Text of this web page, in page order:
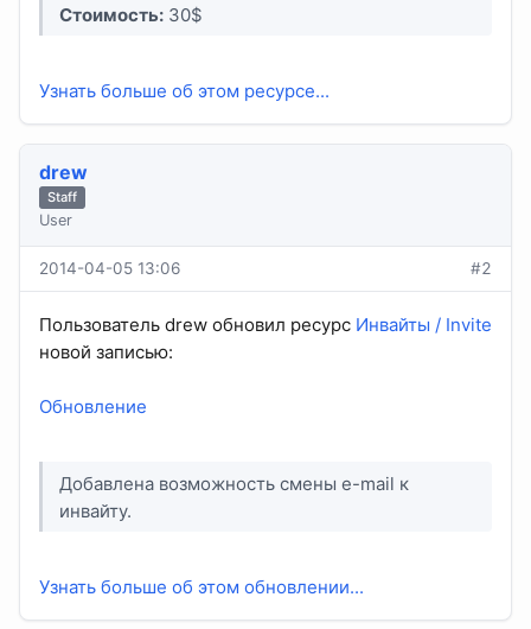
Стоимость: 30$
Узнать больше об этом ресурсе...
drew
Staff
User
2014-04-05 13:06 #2
Пользователь drew обновил ресурс Инвайты / Invite
новой записью:
Обновление
Добавлена возможность смены e-mail к
инвайту.
Узнать больше об этом обновлении...